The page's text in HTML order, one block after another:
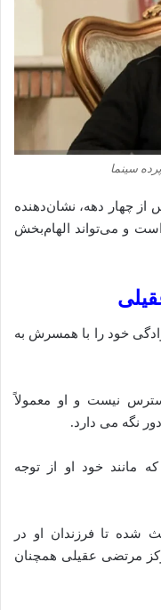
سینما
چهار دهه، نشان‌دهنده
است و می‌تواند الهام‌بخش
خود را با همسرش به
نیست و او معمولاً
نگه می‌ دارد.
مانند خود او از توجه
شده تا فرزندان او در
مرتضی عقیلی همچنان